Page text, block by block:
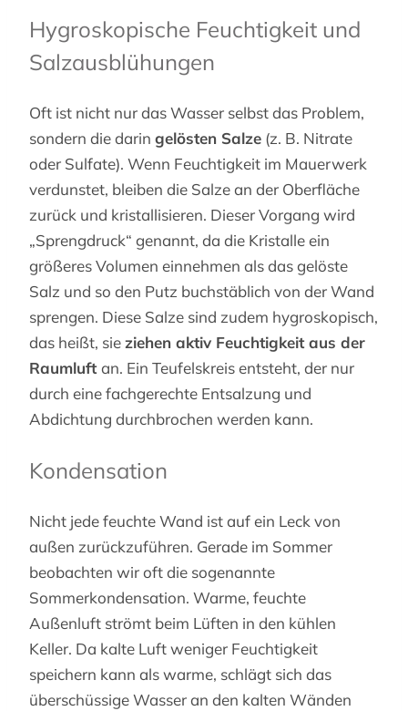
Hygroskopische Feuchtigkeit und
Salzausblühungen
Oft ist nicht nur das Wasser selbst das Problem,
sondern die darin gelösten Salze (z. B. Nitrate
oder Sulfate). Wenn Feuchtigkeit im Mauerwerk
verdunstet, bleiben die Salze an der Oberfläche
zurück und kristallisieren. Dieser Vorgang wird
„Sprengdruck“ genannt, da die Kristalle ein
größeres Volumen einnehmen als das gelöste
Salz und so den Putz buchstäblich von der Wand
sprengen. Diese Salze sind zudem hygroskopisch,
das heißt, sieziehen aktiv Feuchtigkeit aus der
Raumluftan. Ein Teufelskreis entsteht, der nur
durch eine fachgerechte Entsalzung und
Abdichtung durchbrochen werden kann.
Kondensation
Nicht jede feuchte Wand ist auf ein Leck von
außen zurückzuführen. Gerade im Sommer
beobachten wir oft die sogenannte
Sommerkondensation. Warme, feuchte
Außenluft strömt beim Lüften in den kühlen
Keller. Da kalte Luft weniger Feuchtigkeit
speichern kann als warme, schlägt sich das
überschüssige Wasser an den kalten Wänden